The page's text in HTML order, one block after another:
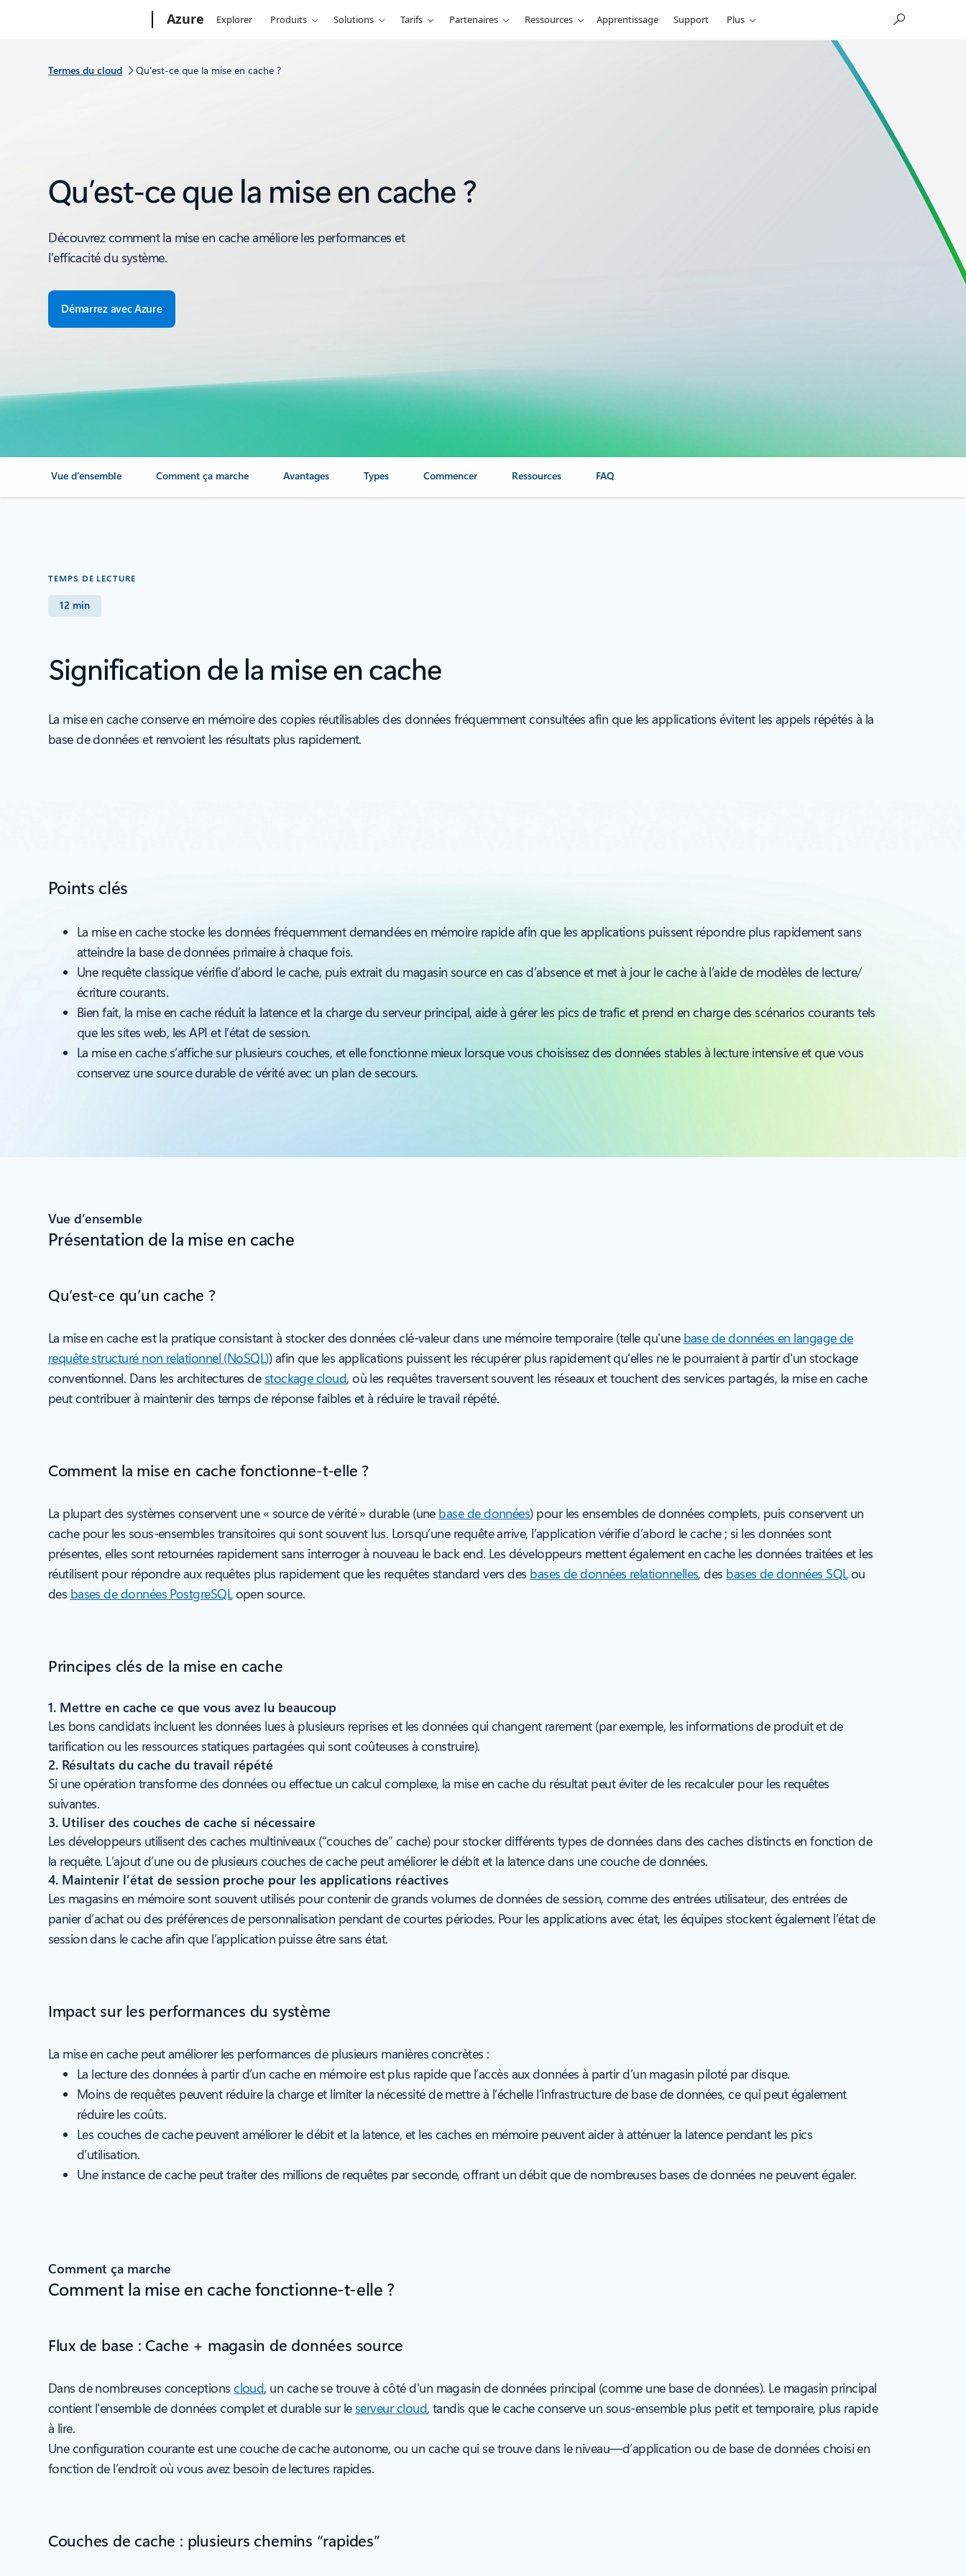
Azure Explorer Produits Solutions Tarifs Partenaires Ressources Apprentissage Support Plus
Termes du cloud Qu’est-ce que la mise en cache ?
Qu’est-ce que la mise en cache ?
Découvrez comment la mise en cache améliore les performances et
l’efficacité du système.
Démarrez avec Azure
Vue d’ensemble Comment ça marche Avantages Types Commencer Ressources FAQ
TEMPS DE LECTURE
12 min
Signification de la mise en cache
La mise en cache conserve en mémoire des copies réutilisables des données fréquemment consultées afin que les applications évitent les appels répétés à la
base de données et renvoient les résultats plus rapidement.
Points clés
La mise en cache stocke les données fréquemment demandées en mémoire rapide afin que les applications puissent répondre plus rapidement sans
atteindre la base de données primaire à chaque fois.
Une requête classique vérifie d’abord le cache, puis extrait du magasin source en cas d’absence et met à jour le cache à l’aide de modèles de lecture/
écriture courants.
Bien fait, la mise en cache réduit la latence et la charge du serveur principal, aide à gérer les pics de trafic et prend en charge des scénarios courants tels
que les sites web, les API et l’état de session.
La mise en cache s’affiche sur plusieurs couches, et elle fonctionne mieux lorsque vous choisissez des données stables à lecture intensive et que vous
conservez une source durable de vérité avec un plan de secours.
Vue d’ensemble
Présentation de la mise en cache
Qu’est-ce qu’un cache ?
La mise en cache est la pratique consistant à stocker des données clé-valeur dans une mémoire temporaire (telle qu'une base de données en langage de
requête structuré non relationnel (NoSQL)) afin que les applications puissent les récupérer plus rapidement qu'elles ne le pourraient à partir d'un stockage
conventionnel. Dans les architectures de stockage cloud, où les requêtes traversent souvent les réseaux et touchent des services partagés, la mise en cache
peut contribuer à maintenir des temps de réponse faibles et à réduire le travail répété.
Comment la mise en cache fonctionne-t-elle ?
La plupart des systèmes conservent une « source de vérité » durable (une base de données) pour les ensembles de données complets, puis conservent un
cache pour les sous-ensembles transitoires qui sont souvent lus. Lorsqu’une requête arrive, l’application vérifie d’abord le cache ; si les données sont
présentes, elles sont retournées rapidement sans interroger à nouveau le back end. Les développeurs mettent également en cache les données traitées et les
réutilisent pour répondre aux requêtes plus rapidement que les requêtes standard vers des bases de données relationnelles, des bases de données SQLou
des bases de données PostgreSQLopen source.
Principes clés de la mise en cache
1. Mettre en cache ce que vous avez lu beaucoup
Les bons candidats incluent les données lues à plusieurs reprises et les données qui changent rarement (par exemple, les informations de produit et de
tarification ou les ressources statiques partagées qui sont coûteuses à construire).
2. Résultats du cache du travail répété
Si une opération transforme des données ou effectue un calcul complexe, la mise en cache du résultat peut éviter de les recalculer pour les requêtes
suivantes.
3. Utiliser des couches de cache si nécessaire
Les développeurs utilisent des caches multiniveaux (“couches de” cache) pour stocker différents types de données dans des caches distincts en fonction de
la requête. L’ajout d’une ou de plusieurs couches de cache peut améliorer le débit et la latence dans une couche de données.
4. Maintenir l’état de session proche pour les applications réactives
Les magasins en mémoire sont souvent utilisés pour contenir de grands volumes de données de session, comme des entrées utilisateur, des entrées de
panier d’achat ou des préférences de personnalisation pendant de courtes périodes. Pour les applications avec état, les équipes stockent également l’état de
session dans le cache afin que l’application puisse être sans état.
Impact sur les performances du système
La mise en cache peut améliorer les performances de plusieurs manières concrètes :
La lecture des données à partir d’un cache en mémoire est plus rapide que l’accès aux données à partir d’un magasin piloté par disque.
Moins de requêtes peuvent réduire la charge et limiter la nécessité de mettre à l’échelle l’infrastructure de base de données, ce qui peut également
réduire les coûts.
Les couches de cache peuvent améliorer le débit et la latence, et les caches en mémoire peuvent aider à atténuer la latence pendant les pics
d’utilisation.
Une instance de cache peut traiter des millions de requêtes par seconde, offrant un débit que de nombreuses bases de données ne peuvent égaler.
Comment ça marche
Comment la mise en cache fonctionne-t-elle ?
Flux de base : Cache + magasin de données source
Dans de nombreuses conceptionscloud, un cache se trouve à côté d'un magasin de données principal (comme une base de données). Le magasin principal
contient l'ensemble de données complet et durable sur le serveur cloud, tandis que le cache conserve un sous-ensemble plus petit et temporaire, plus rapide
à lire.
Une configuration courante est une couche de cache autonome, ou un cache qui se trouve dans le niveau—d’application ou de base de données choisi en
fonction de l’endroit où vous avez besoin de lectures rapides.
Couches de cache : plusieurs chemins “rapides”